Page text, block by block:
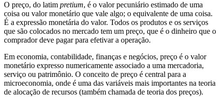
O preço, do latim pretium, é o valor pecuniário estimado de uma
coisa ou valor monetário que vale algo; o equivalente de uma coisa.
É a expressão monetária do valor. Todos os produtos e os serviços
que são colocados no mercado tem um preço, que é o dinheiro que o
comprador deve pagar para efetivar a operação.
Em economia, contabilidade, finanças e negócios, preço é o valor
monetário expresso numericamente associado a uma mercadoria,
serviço ou patrimônio. O conceito de preço é central para a
microeconomia, onde é uma das variáveis mais importantes na teoria
de alocação de recursos (também chamada de teoria dos preços).